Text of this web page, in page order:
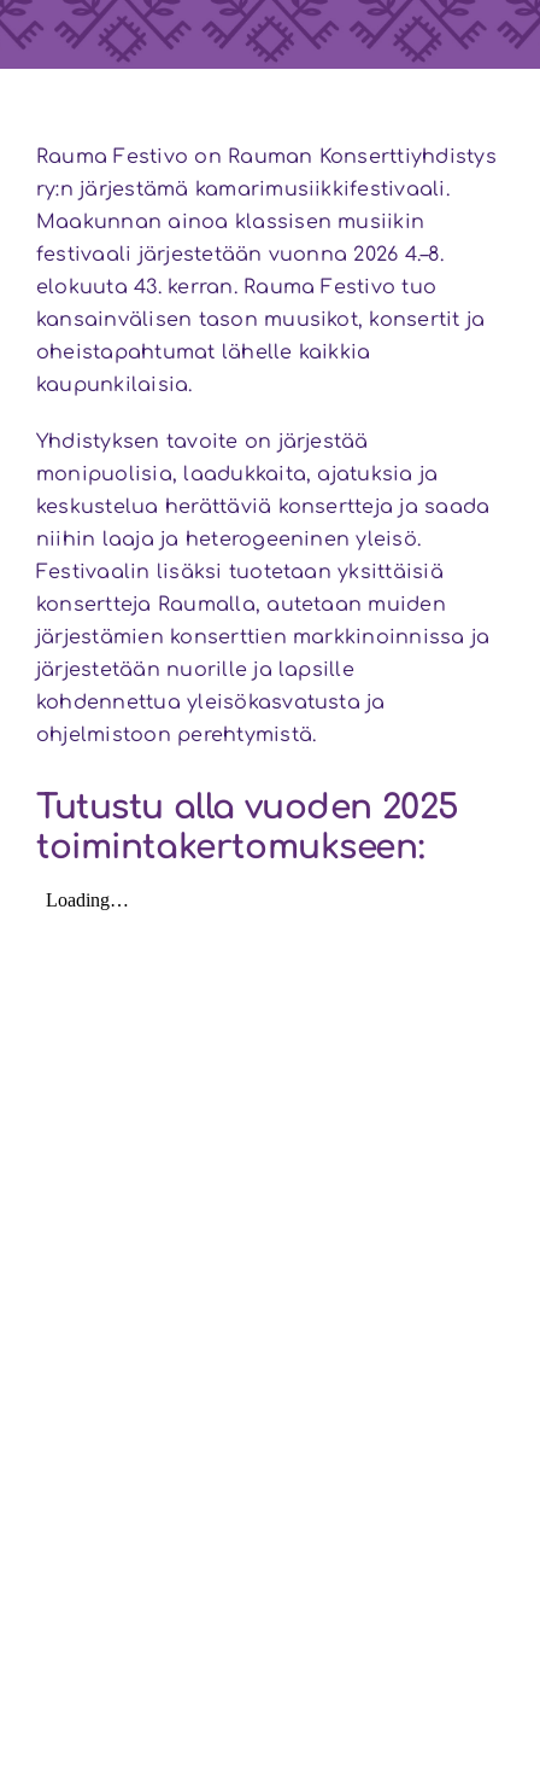
Rauma Festivo on Rauman Konserttiyhdistys
ry:n järjestämä kamarimusiikkifestivaali.
Maakunnan ainoa klassisen musiikin
festivaali järjestetään vuonna 2026 4.–8.
elokuuta 43. kerran. Rauma Festivo tuo
kansainvälisen tason muusikot, konsertit ja
oheistapahtumat lähelle kaikkia
kaupunkilaisia.
Yhdistyksen tavoite on järjestää
monipuolisia, laadukkaita, ajatuksia ja
keskustelua herättäviä konsertteja ja saada
niihin laaja ja heterogeeninen yleisö.
Festivaalin lisäksi tuotetaan yksittäisiä
konsertteja Raumalla, autetaan muiden
järjestämien konserttien markkinoinnissa ja
järjestetään nuorille ja lapsille
kohdennettua yleisökasvatusta ja
ohjelmistoon perehtymistä.
Tutustu alla vuoden 2025
toimintakertomukseen: